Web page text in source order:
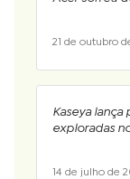
21 de outubro
Kaseya
exploradas
14 de julho de